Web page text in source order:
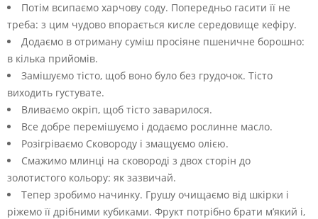
Потім всипаємо харчову соду. Попередньо гасити її не
треба: з цим чудово впорається кисле середовище кефіру.
Додаємо в отриману суміш просіяне пшеничне борошно:
в кілька прийомів.
Замішуємо тісто, щоб воно було без грудочок. Тісто
виходить густувате.
Вливаємо окріп, щоб тісто заварилося.
Все добре перемішуємо і додаємо рослинне масло.
Розігріваємо Сковороду і змащуємо олією.
Смажимо млинці на сковороді з двох сторін до
золотистого кольору: як зазвичай.
Тепер зробимо начинку. Грушу очищаємо від шкірки і
ріжемо її дрібними кубиками. Фрукт потрібно брати м’який і,